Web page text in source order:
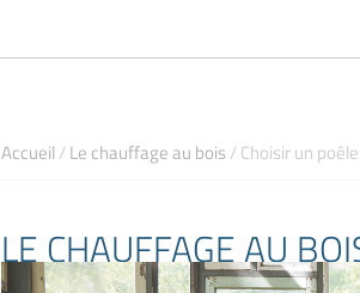
Accueil / Le chauffage au bois / Choisir un
LE CHAUFFAGE AU